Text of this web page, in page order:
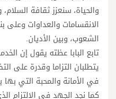
والحياة، سنعزز ثقافة
الانقسامات والعداوات وعلى
الشعوب، وبين الأديان.
تابع البابا عظته يقول إن
يتطلبان التزاما وقدرة على
في الأمانة والمحبة التي بها
كما نجد الجهد في الالتزام